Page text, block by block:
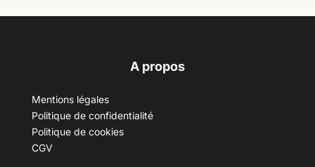
A propos
Mentions légales
Politique de confidentialité
Politique de cookies
CGV